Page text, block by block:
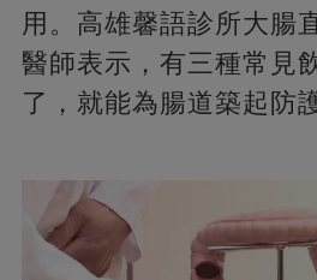
用。高雄馨語診所大腸
醫師表示，有三種常見
了，就能為腸道築起防